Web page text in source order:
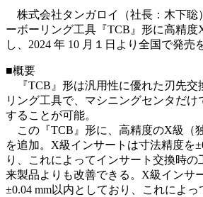
株式会社タンガロイ（社長：木下聡
ーボーリング工具『TCB』形に高精度
し、2024 年 10 月１日より全国で発売
■概要
『TCB』形は汎用性に優れた刃先
リング工具で、マシニングセンタだけ
することが可能。
この『TCB』形に、高精度のX級（
を追加。X級インサートは寸法精度を
り、これによってインサート交換時の
来製品よりも改善できる。X級インサ
±0.04 mm以内としており、これによ